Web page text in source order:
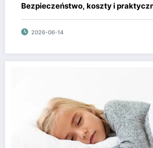
Bezpieczeństwo, koszty i
2026-06-14